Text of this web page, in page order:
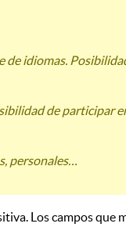
idiomas.
de participar
personales…
Los campos que